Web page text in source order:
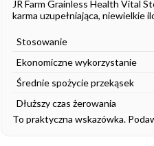
JR Farm Grainless Health Vital
karma uzupełniająca, niewielkie
Stosowanie
Ekonomiczne wykorzystanie
Średnie spożycie przekąsek
Dłuższy czas żerowania
To praktyczna wskazówka.